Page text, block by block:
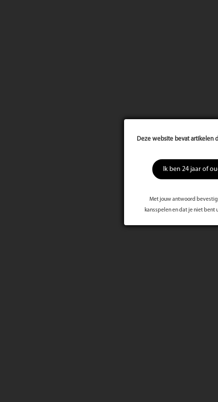
Deze website bevat artikelen
Ik ben 24 jaar of
Met jouw antwoord bevestig
kansspelen en dat je niet bent